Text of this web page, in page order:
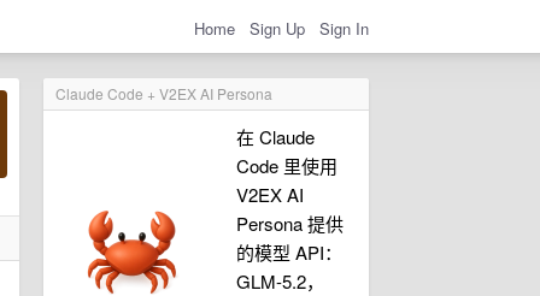
Home Sign Up Sign In
Claude Code + V2EX AI Persona
在 Claude
Code 里使用
V2EX AI
Persona 提供
的模型 API：
GLM-5.2，